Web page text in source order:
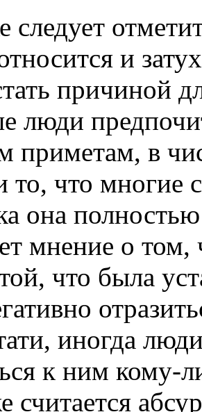
следует
и
причиной
люди
приметам, в
то, что многие
она
мнение о
что была
иногда
к ним кому-
считается